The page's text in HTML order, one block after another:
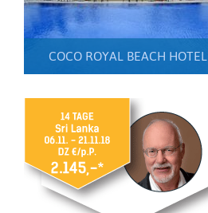
COCO ROYAL BEACH HOTEL